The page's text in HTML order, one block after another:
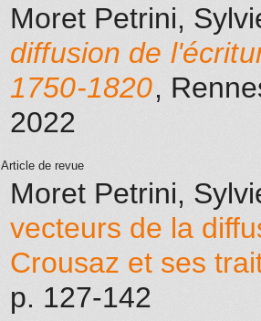
Moret Petrini,
diffusion de
1750-1820,
2022
Article de revue
Moret Petrini,
vecteurs de la
Crousaz et ses
p. 127-142